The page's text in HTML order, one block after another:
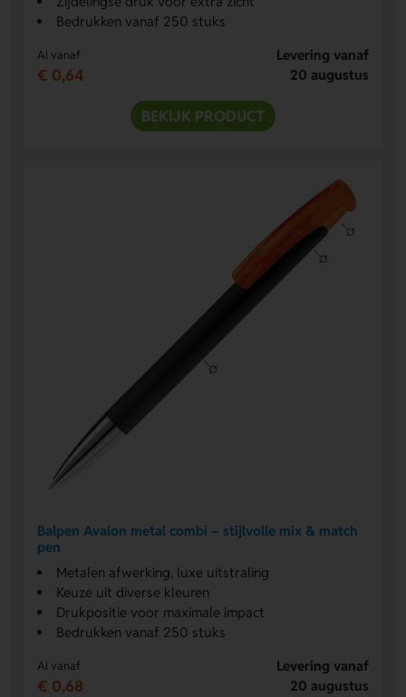
Bedrukken vanaf 250 stuks
Al vanaf
€ 0,64
Levering vanaf
20 augustus
BEKIJK PRODUCT
Balpen Avalon metal combi – stijlvolle mix & match
pen
Metalen afwerking, luxe uitstraling
Keuze uit diverse kleuren
Drukpositie voor maximale impact
Bedrukken vanaf 250 stuks
Al vanaf
€ 0,68
Levering vanaf
20 augustus